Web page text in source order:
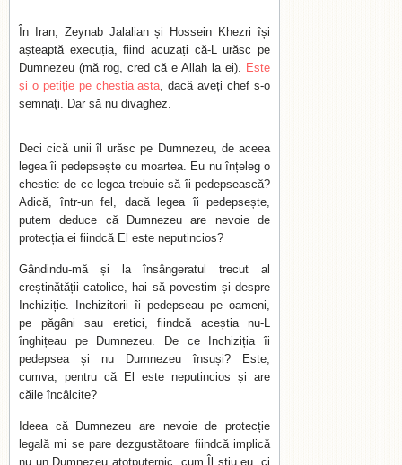
În Iran, Zeynab Jalalian și Hossein Khezri își
așteaptă execuția, fiind acuzați că-L urăsc pe
Dumnezeu (mă rog, cred că e Allah la ei). Este
și o petiție pe chestia asta, dacă aveți chef s-o
semnați. Dar să nu divaghez.
Deci cică unii îl urăsc pe Dumnezeu, de aceea
legea îi pedepsește cu moartea. Eu nu înțeleg o
chestie: de ce legea trebuie să îi pedepsească?
Adică, într-un fel, dacă legea îi pedepsește,
putem deduce că Dumnezeu are nevoie de
protecția ei fiindcă El este neputincios?
Gândindu-mă și la însângeratul trecut al
creștinătății catolice, hai să povestim și despre
Inchiziție. Inchizitorii îi pedepseau pe oameni,
pe păgâni sau eretici, fiindcă aceștia nu-L
înghițeau pe Dumnezeu. De ce Inchiziția îi
pedepsea și nu Dumnezeu însuși? Este,
cumva, pentru că El este neputincios și are
căile încâlcite?
Ideea că Dumnezeu are nevoie de protecție
legală mi se pare dezgustătoare fiindcă implică
nu un Dumnezeu atotputernic, cum Îl știu eu, ci